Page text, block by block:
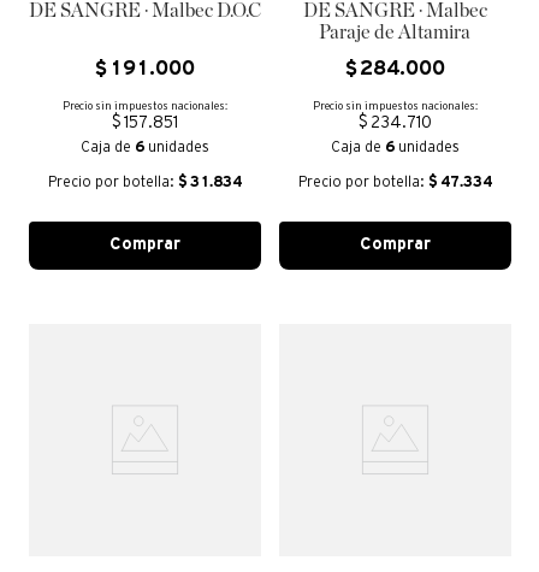
DE SANGRE · Malbec D.O.C
$ 191 .000
Precio sin impuestos nacionales:
$ 157.851
Caja de 6 unidades
Precio por botella: $ 31.834
Comprar
DE SANGRE · Malbec
Paraje de Altamira
$ 284.000
Precio sin impuestos nacionales:
$ 234.710
Caja de 6 unidades
Precio por botella: $ 47.334
Comprar